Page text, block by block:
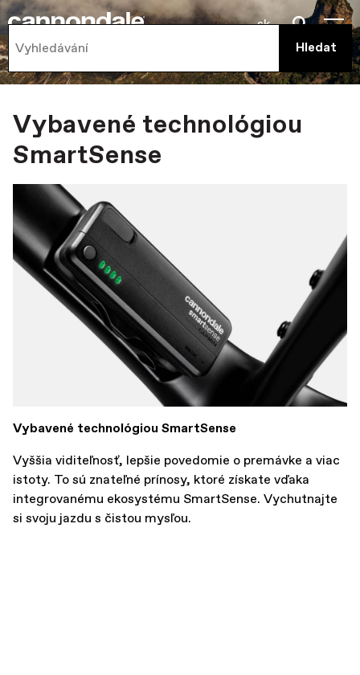
sk
Vybavené technológiou
SmartSense
Vybavené technológiou SmartSense
Vyššia viditeľnosť, lepšie povedomie o premávke a viac
istoty. To sú znateľné prínosy, ktoré získate vďaka
integrovanému ekosystému SmartSense. Vychutnajte
si svoju jazdu s čistou mysľou.